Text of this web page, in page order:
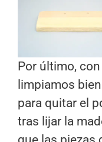
Por último,
limpiamos
para quitar el
tras lijar la